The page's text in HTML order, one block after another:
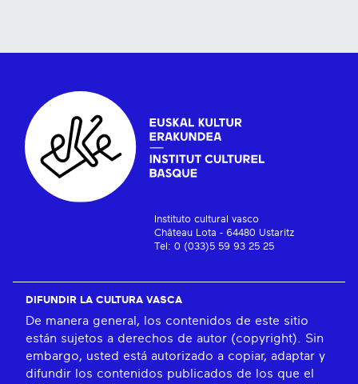
Instituto cultural vasco
Château Lota - 64480 Ustaritz
Tel: 0 (033)5 59 93 25 25
DIFUNDIR LA CULTURA VASCA
De manera general, los contenidos de este sitio
están sujetos a derechos de autor (copyright). Sin
embargo, usted está autorizado a copiar, adaptar y
difundir los contenidos publicados de los que el